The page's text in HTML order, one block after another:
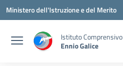
Vai ai contenuti
Vai al menu di navigazione
Vai al footer
Ministero dell'Istruzione e del Merito
Istituto Comprensivo
Ennio Galice